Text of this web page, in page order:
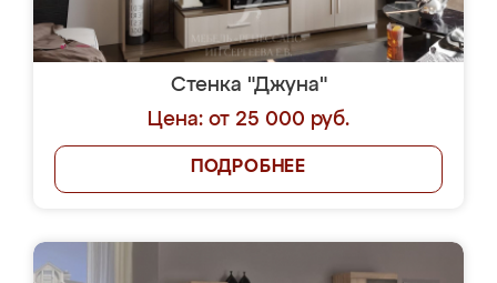
Стенка "Джуна"
Цена: от 25 000 руб.
ПОДРОБНЕЕ